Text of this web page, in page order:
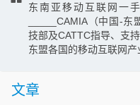
东南亚移动互联网一
_____CAMIA（中国-
技部及CATTC指导、支
东盟各国的移动互联网产
文章